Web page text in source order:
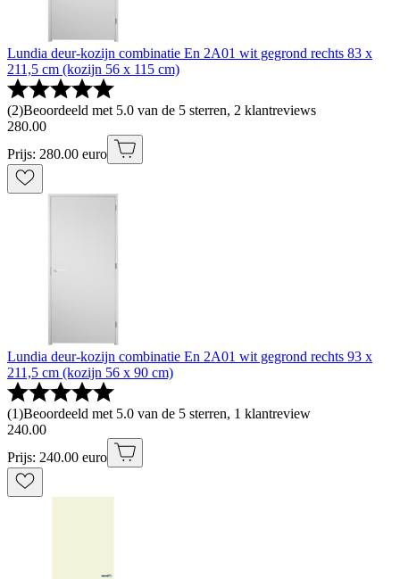
Lundia deur-kozijn combinatie En 2A01 wit gegrond rechts 83 x
211,5 cm (kozijn 56 x 115 cm)
(2)Beoordeeld met 5.0 van de 5 sterren, 2 klantreviews
280.00
Prijs: 280.00 euro
Lundia deur-kozijn combinatie En 2A01 wit gegrond rechts 93 x
211,5 cm (kozijn 56 x 90 cm)
(1)Beoordeeld met 5.0 van de 5 sterren, 1 klantreview
240.00
Prijs: 240.00 euro